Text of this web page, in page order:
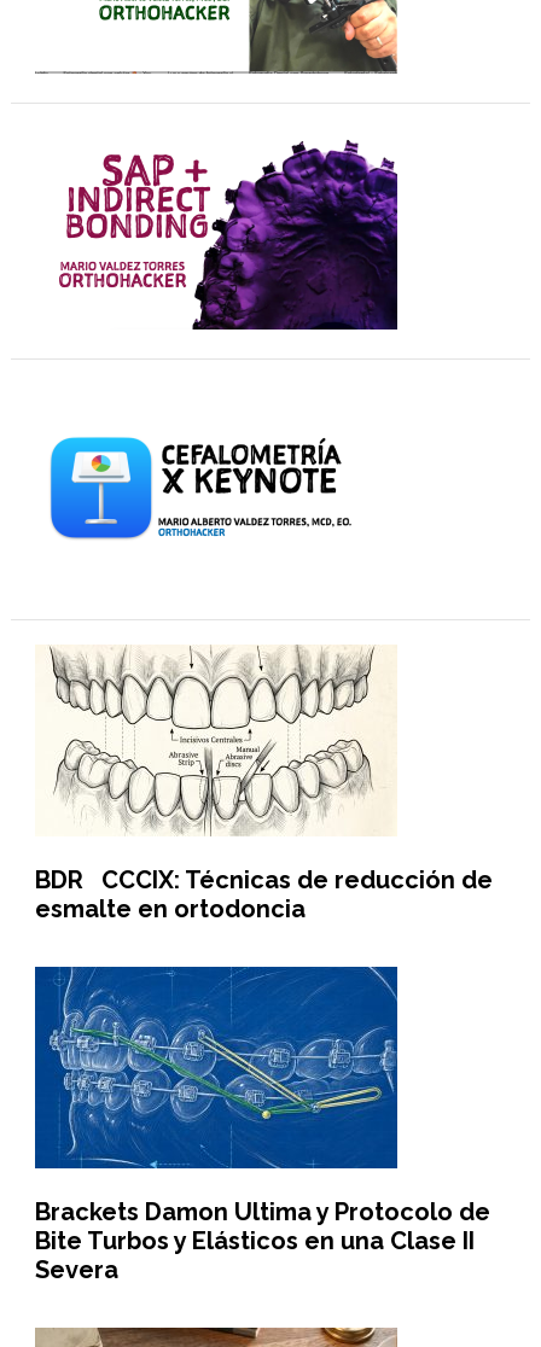
BDR CCCIX: Técnicas de reducción de
esmalte en ortodoncia
Brackets Damon Ultima y Protocolo de
Bite Turbos y Elásticos en una Clase II
Severa